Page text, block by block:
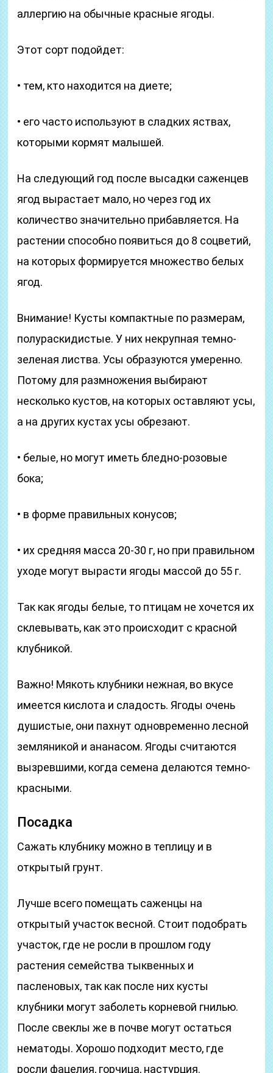
аллергию на обычные красные ягоды.
Этот сорт подойдет:
• тем, кто находится на диете;
• его часто используют в сладких яствах,
которыми кормят малышей.
На следующий год после высадки саженцев
ягод вырастает мало, но через год их
количество значительно прибавляется. На
растении способно появиться до 8 соцветий,
на которых формируется множество белых
ягод.
Внимание! Кусты компактные по размерам,
полураскидистые. У них некрупная темно-
зеленая листва. Усы образуются умеренно.
Потому для размножения выбирают
несколько кустов, на которых оставляют усы,
а на других кустах усы обрезают.
• белые, но могут иметь бледно-розовые
бока;
• в форме правильных конусов;
• их средняя масса 20-30 г, но при правильном
уходе могут вырасти ягоды массой до 55 г.
Так как ягоды белые, то птицам не хочется их
склевывать, как это происходит с красной
клубникой.
Важно! Мякоть клубники нежная, во вкусе
имеется кислота и сладость. Ягоды очень
душистые, они пахнут одновременно лесной
земляникой и ананасом. Ягоды считаются
вызревшими, когда семена делаются темно-
красными.
Посадка
Сажать клубнику можно в теплицу и в
открытый грунт.
Лучше всего помещать саженцы на
открытый участок весной. Стоит подобрать
участок, где не росли в прошлом году
растения семейства тыквенных и
пасленовых, так как после них кусты
клубники могут заболеть корневой гнилью.
После свеклы же в почве могут остаться
нематоды. Хорошо подходит место, где
росли фацелия, горчица, настурция.